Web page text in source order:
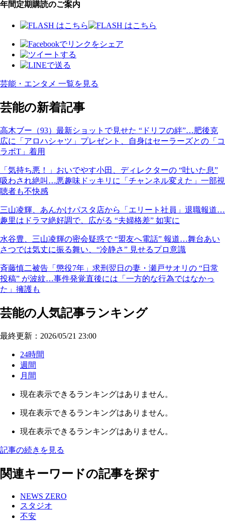
年間定期購読のご案内
芸能・エンタメ 一覧を見る
芸能の新着記事
高木ブー（93）最新ショットで見せた “ドリフの絆”…肥後克
広に「アロハシャツ」プレゼント、自身はセーラーズとの「コ
ラボT」着用
「気持ち悪！」おいでやす小田、ディレクターの “吐いた息”
吸わされ絶叫…悪趣味ドッキリに「チャンネル変えた」一部視
聴者も不快感
三山凌輝、あんかけパスタ店から「エリート社員」退職報道…
趣里はドラマ絶好調で、広がる “夫婦格差” 如実に
水谷豊、三山凌輝の密会疑惑で “盟友へ電話” 報道…舞台あい
さつでは気丈に振る舞い、“冷静さ” 見せるプロ意識
斉藤慎二被告「懲役7年」求刑翌日の妻・瀬戸サオリの “日常
投稿” が波紋…事件発覚直後には「一方的な行為ではなかっ
た」擁護も
芸能の人気記事ランキング
最終更新：2026/05/21 23:00
24時間
週間
月間
現在表示できるランキングはありません。
現在表示できるランキングはありません。
現在表示できるランキングはありません。
記事の続きを見る
関連キーワードの記事を探す
NEWS ZERO
スタジオ
不安